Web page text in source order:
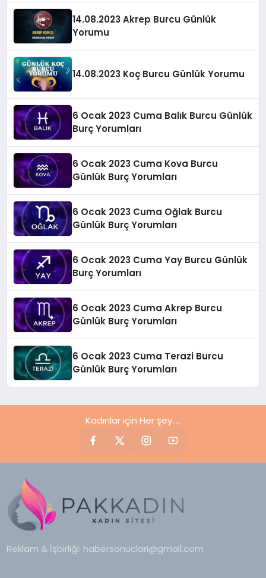
14.08.2023 Akrep Burcu Günlük
Yorumu
14.08.2023 Koç Burcu Günlük Yorumu
6 Ocak 2023 Cuma Balık Burcu Günlük
Burç Yorumları
6 Ocak 2023 Cuma Kova Burcu
Günlük Burç Yorumları
6 Ocak 2023 Cuma Oğlak Burcu
Günlük Burç Yorumları
6 Ocak 2023 Cuma Yay Burcu Günlük
Burç Yorumları
6 Ocak 2023 Cuma Akrep Burcu
Günlük Burç Yorumları
6 Ocak 2023 Cuma Terazi Burcu
Günlük Burç Yorumları
Kadınlar için Her şey.....
Reklam & İşbirliği: habersonuclari@gmail.com